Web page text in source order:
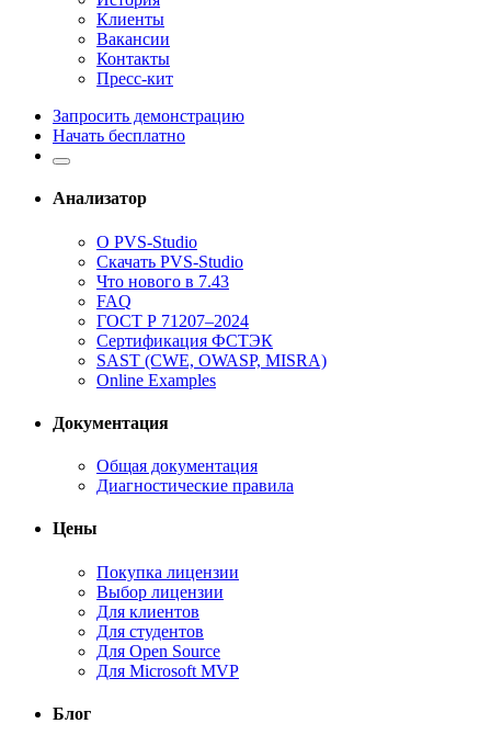
Клиенты
Вакансии
Контакты
Пресс-кит
Запросить демонстрацию
Начать бесплатно
Анализатор
О PVS-Studio
Скачать PVS-Studio
Что нового в 7.43
FAQ
ГОСТ Р 71207–2024
Сертификация ФСТЭК
SAST (CWE, OWASP, MISRA)
Online Examples
Документация
Общая документация
Диагностические правила
Цены
Покупка лицензии
Выбор лицензии
Для клиентов
Для студентов
Для Open Source
Для Microsoft MVP
Блог